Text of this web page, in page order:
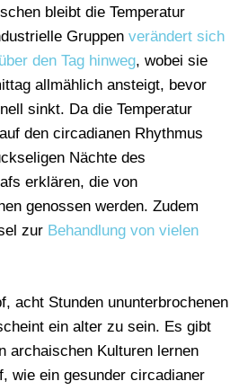
bleibt die Temperatur
Gruppen verändert sich
den Tag hinweg, wobei sie
allmählich ansteigt, bevor
sinkt. Da die Temperatur
auf den circadianen Rhythmus
Nächte des
erklären, die von
genossen werden. Zudem
zur Behandlung von vielen
acht Stunden ununterbrochenen
ein alter zu sein. Es gibt
archaischen Kulturen lernen
wie ein gesunder circadianer